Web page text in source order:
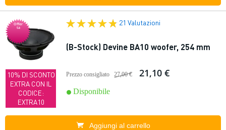
Offer
ta
10% DI SCONTO
EXTRA CON IL
CODICE:
EXTRA10
21 Valutazioni
(B-Stock) Devine BA10 woofer, 254 mm
Prezzo consigliato 27,00 € 21,10 €
Disponibile
Aggiungi al carrello